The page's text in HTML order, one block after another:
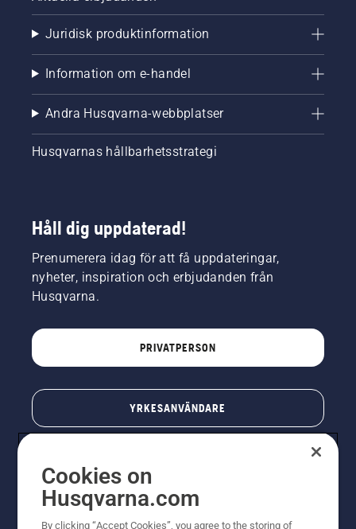
Juridisk produktinformation
Information om e-handel
Andra Husqvarna-webbplatser
Husqvarnas hållbarhetsstrategi
Håll dig uppdaterad!
Prenumerera idag för att få uppdateringar,
nyheter, inspiration och erbjudanden från
Husqvarna.
PRIVATPERSON
YRKESANVÄNDARE
Cookies on
Husqvarna.com
By clicking “Accept Cookies”, you agree to the storing of